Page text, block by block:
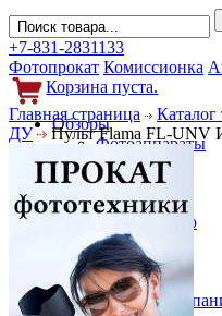
+7-831-2831133
Фотопрокат Комиссионка
Корзина пуста.
Обзоры
Фотоаппараты
Объективы
Фильтры
Новости
Фото и видео
Гаджеты
Аксессуары
Слухи
Новости
Главная страница Каталог
ДУ
Пульт Flama FL-UNV